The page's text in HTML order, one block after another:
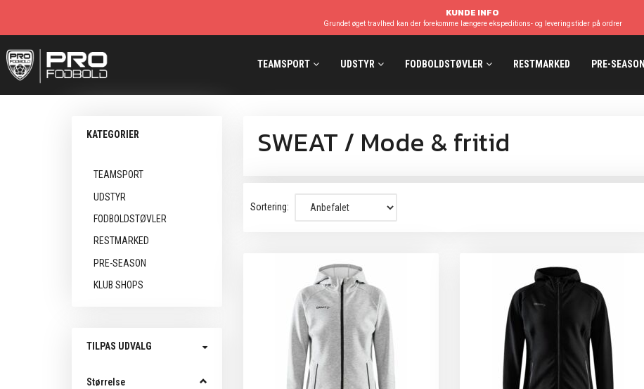
KUNDE INFO
Grundet øget travlhed kan der forekomme længere ekspeditions- og leveringstider på ordrer
TEAMSPORT UDSTYR FODBOLDSTØVLER RESTMARKED PRE-SEASON
KATEGORIER
TEAMSPORT
UDSTYR
FODBOLDSTØVLER
RESTMARKED
PRE-SEASON
KLUB SHOPS
TILPAS UDVALG
Størrelse
SWEAT / Mode & fritid
Sortering: